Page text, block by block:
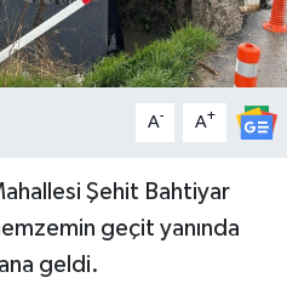
A- A+
Şehit Bahtiyar
geçit yanında
geldi.